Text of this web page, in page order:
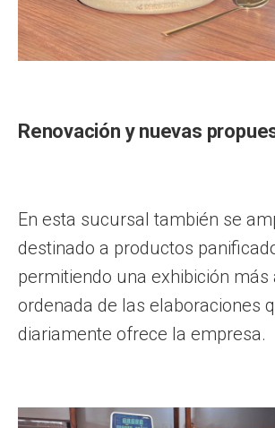
Renovación y nuevas
En esta sucursal también se
destinado a productos
permitiendo una exhibición más
ordenada de las elaboraciones
diariamente ofrece la empresa.